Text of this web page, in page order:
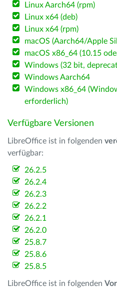
Linux Aarch64 (rpm)
Linux x64 (deb)
Linux x64 (rpm)
macOS (Aarch64/Apple
macOS x86_64 (10.15
Windows (32 bit,
Windows Aarch64
Windows x86_64
erforderlich)
Verfügbare Versionen
LibreOffice ist in folgenden
verfügbar:
26.2.5
26.2.4
26.2.3
26.2.2
26.2.1
26.2.0
25.8.7
25.8.6
25.8.5
LibreOffice ist in folgenden